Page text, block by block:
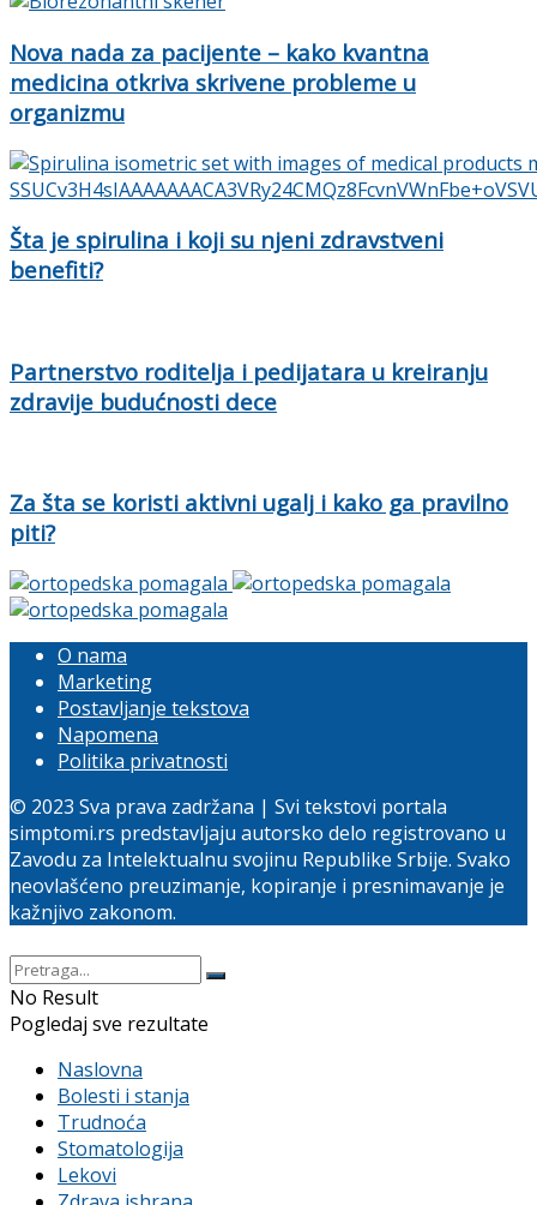
Nova nada za pacijente – kako kvantna
medicina otkriva skrivene probleme u
organizmu
Šta je spirulina i koji su njeni zdravstveni
benefiti?
Partnerstvo roditelja i pedijatara u kreiranju
zdravije budućnosti dece
Za šta se koristi aktivni ugalj i kako ga pravilno
piti?
O nama
Marketing
Postavljanje tekstova
Napomena
Politika privatnosti
© 2023 Sva prava zadržana | Svi tekstovi portala
simptomi.rs predstavljaju autorsko delo registrovano u
Zavodu za Intelektualnu svojinu Republike Srbije. Svako
neovlašćeno preuzimanje, kopiranje i presnimavanje je
kažnjivo zakonom.
No Result
Pogledaj sve rezultate
Naslovna
Bolesti i stanja
Trudnoća
Stomatologija
Lekovi